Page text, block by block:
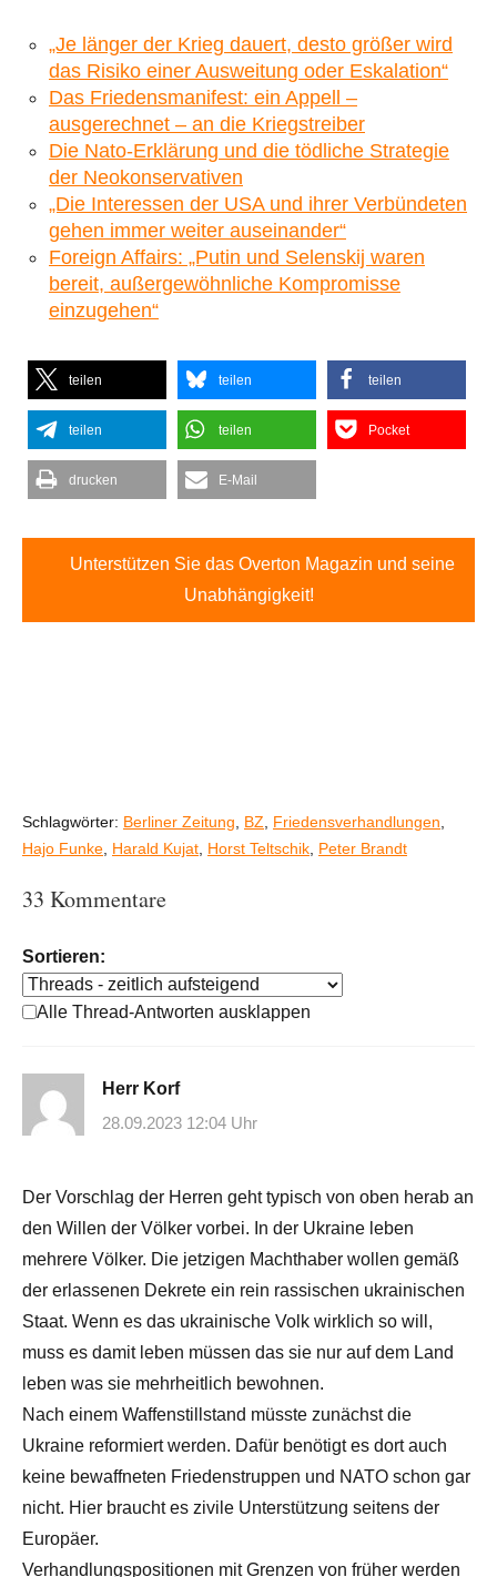
„Je länger der Krieg dauert, desto größer wird
das Risiko einer Ausweitung oder Eskalation“
Das Friedensmanifest: ein Appell –
ausgerechnet – an die Kriegstreiber
Die Nato-Erklärung und die tödliche Strategie
der Neokonservativen
„Die Interessen der USA und ihrer Verbündeten
gehen immer weiter auseinander“
Foreign Affairs: „Putin und Selenskij waren
bereit, außergewöhnliche Kompromisse
einzugehen“
teilen teilen teilen
teilen teilen Pocket
drucken E-Mail
Unterstützen Sie das Overton Magazin und seine
Unabhängigkeit!
Schlagwörter: Berliner Zeitung BZ Friedensverhandlungen
Hajo Funke Harald Kujat Horst Teltschik Peter Brandt
33 Kommentare
Sortieren:
Alle Thread-Antworten ausklappen
Herr Korf
28.09.2023 12:04 Uhr
Der Vorschlag der Herren geht typisch von oben herab an
den Willen der Völker vorbei. In der Ukraine leben
mehrere Völker. Die jetzigen Machthaber wollen gemäß
der erlassenen Dekrete ein rein rassischen ukrainischen
Staat. Wenn es das ukrainische Volk wirklich so will,
muss es damit leben müssen das sie nur auf dem Land
leben was sie mehrheitlich bewohnen.
Nach einem Waffenstillstand müsste zunächst die
Ukraine reformiert werden. Dafür benötigt es dort auch
keine bewaffneten Friedenstruppen und NATO schon gar
nicht. Hier braucht es zivile Unterstützung seitens der
Europäer.
Verhandlungspositionen mit Grenzen von früher werden